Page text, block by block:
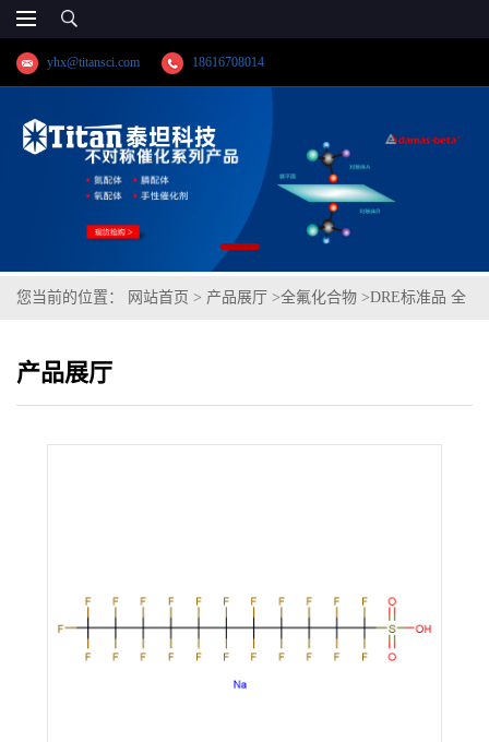
yhx@titansci.com 18616708014
您当前的位置： 网站首页 > 产品展厅 >全氟化合物 >DRE标准品 全
应）
产品展厅